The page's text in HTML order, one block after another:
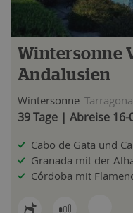
Wintersonne
Andalusien
Wintersonne
39 Tage | Abreise 16-
Cabo de Gata und
Granada mit der
Córdoba mit